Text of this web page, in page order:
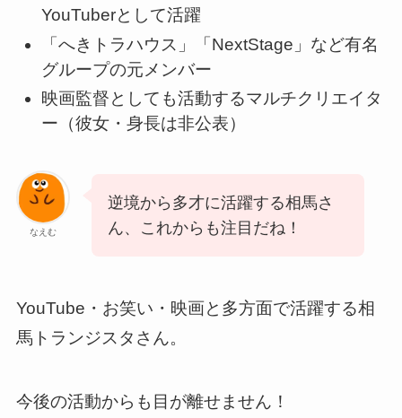
YouTuberとして活躍
「へきトラハウス」「NextStage」など有名
グループの元メンバー
映画監督としても活動するマルチクリエイタ
ー（彼女・身長は非公表）
なえむ
逆境から多才に活躍する相馬さ
ん、これからも注目だね！
YouTube・お笑い・映画と多方面で活躍する相
馬トランジスタさん。
今後の活動からも目が離せません！